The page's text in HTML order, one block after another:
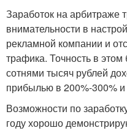
Заработок на арбитраже
внимательности в
рекламной компании и
трафика. Точность в
сотнями тысяч рублей
прибылью в 200%-300%
Возможности по
году хорошо